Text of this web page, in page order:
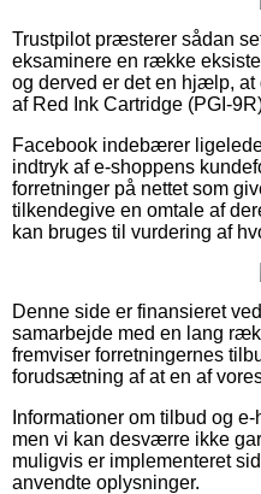
Trustpilot præsterer sådan
eksaminere en række
og derved er det en hjælp,
af Red Ink Cartridge (PGI-
Facebook indebærer
indtryk af e-shoppens
forretninger på nettet som
tilkendegive en omtale af
kan bruges til vurdering af
Denne side er finansieret
samarbejde med en lang
fremviser forretningernes
forudsætning af at en af
Informationer om tilbud og
men vi kan desværre ikke
muligvis er implementeret
anvendte oplysninger.